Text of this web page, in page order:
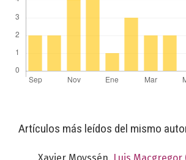
Artículos más leídos del mismo
Xavier Moyssén, Luis Macgregor